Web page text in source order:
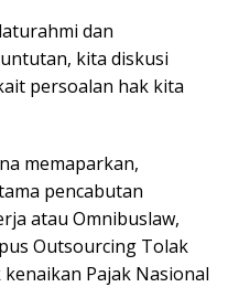
dan
kita diskusi
persoalan hak kita
memaparkan,
pencabutan
atau Omnibuslaw,
Outsourcing Tolak
Pajak Nasional